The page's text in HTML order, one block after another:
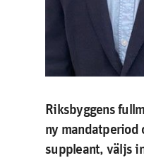
Riksbyggens
ny mandatperiod
suppleant, väljs